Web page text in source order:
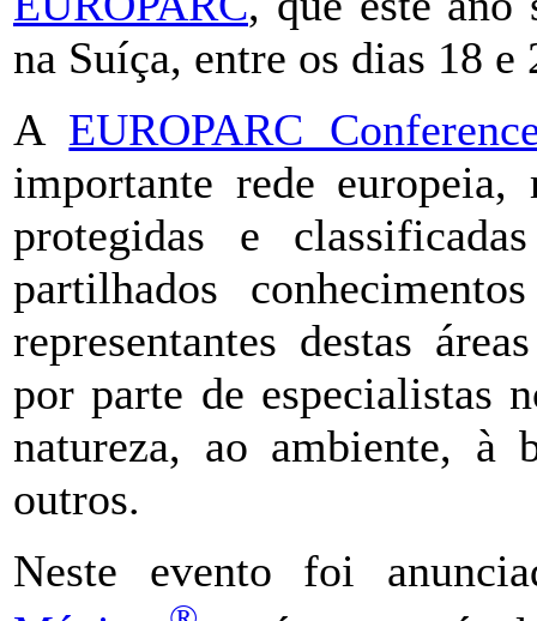
na Suíça, entre os dias 18 e
A EUROPARC
importante rede europeia,
protegidas e
partilhados
representantes destas
por parte de especialistas
natureza, ao ambiente, à
outros.
Neste evento foi